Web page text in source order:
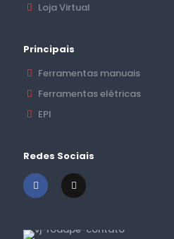
Loja Virtual
Principais
Ferramentas manuais
Ferramentas elétricas
EPI
Redes Sociais